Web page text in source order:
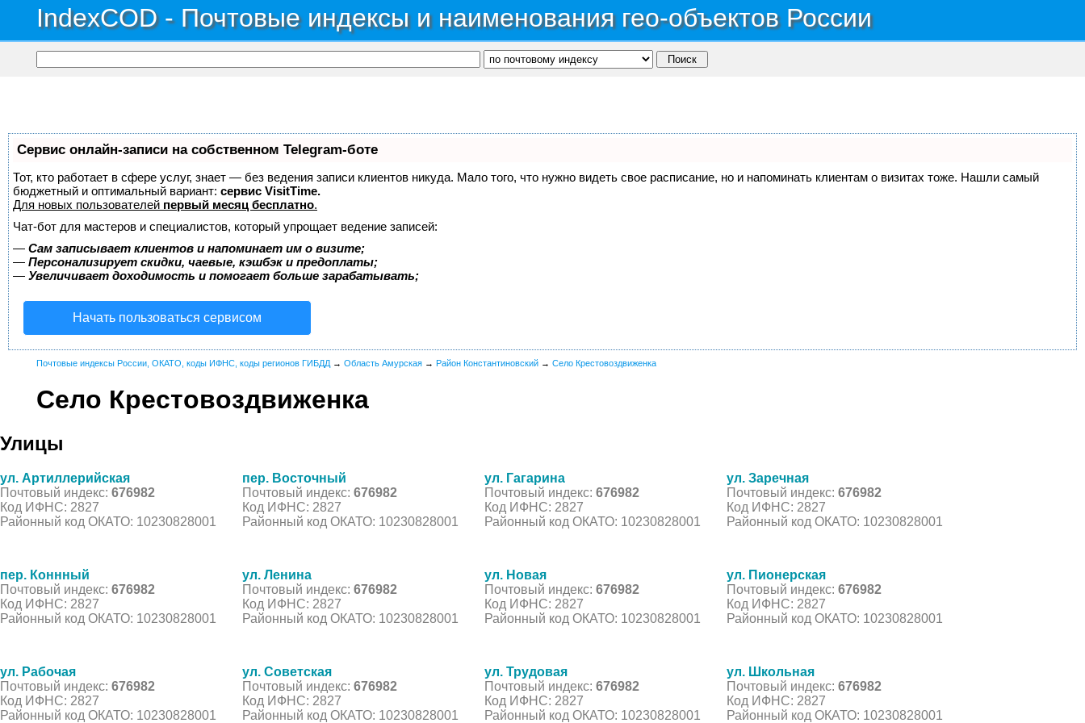
IndexCOD - Почтовые индексы и наименования гео-объектов России
Сервис онлайн-записи на собственном Telegram-боте
Тот, кто работает в сфере услуг, знает — без ведения записи клиентов никуда. Мало того, что нужно видеть свое расписание, но и напоминать клиентам о визитах тоже. Нашли самый
бюджетный и оптимальный вариант: сервис VisitTime.
Для новых пользователей первый месяц бесплатно.
Чат-бот для мастеров и специалистов, который упрощает ведение записей:
— Сам записывает клиентов и напоминает им о визите;
— Персонализирует скидки, чаевые, кэшбэк и предоплаты;
— Увеличивает доходимость и помогает больше зарабатывать;
Начать пользоваться сервисом
Почтовые индексы России, ОКАТО, коды ИФНС, коды регионов ГИБДД → Область Амурская → Район Константиновский → Село Крестовоздвиженка
Село Крестовоздвиженка
Улицы
ул. Артиллерийская
Почтовый индекс: 676982
Код ИФНС: 2827
Районный код ОКАТО: 10230828001
пер. Восточный
Почтовый индекс: 676982
Код ИФНС: 2827
Районный код ОКАТО: 10230828001
ул. Гагарина
Почтовый индекс: 676982
Код ИФНС: 2827
Районный код ОКАТО: 10230828001
ул. Заречная
Почтовый индекс: 676982
Код ИФНС: 2827
Районный код ОКАТО: 10230828001
пер. Коннный
Почтовый индекс: 676982
Код ИФНС: 2827
Районный код ОКАТО: 10230828001
ул. Ленина
Почтовый индекс: 676982
Код ИФНС: 2827
Районный код ОКАТО: 10230828001
ул. Новая
Почтовый индекс: 676982
Код ИФНС: 2827
Районный код ОКАТО: 10230828001
ул. Пионерская
Почтовый индекс: 676982
Код ИФНС: 2827
Районный код ОКАТО: 10230828001
ул. Рабочая
Почтовый индекс: 676982
Код ИФНС: 2827
Районный код ОКАТО: 10230828001
ул. Советская
Почтовый индекс: 676982
Код ИФНС: 2827
Районный код ОКАТО: 10230828001
ул. Трудовая
Почтовый индекс: 676982
Код ИФНС: 2827
Районный код ОКАТО: 10230828001
ул. Школьная
Почтовый индекс: 676982
Код ИФНС: 2827
Районный код ОКАТО: 10230828001